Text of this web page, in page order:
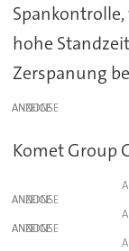
hohe
Zerspanung
ANZEIGE
Komet Group
ANZEIGE
ANZEIGE